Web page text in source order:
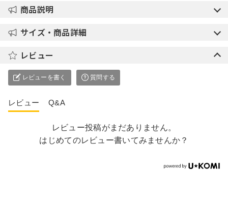
商品説明
サイズ・商品詳細
レビュー
レビューを書く 質問する
レビュー Q&A
レビュー投稿がまだありません。
はじめてのレビュー書いてみませんか？